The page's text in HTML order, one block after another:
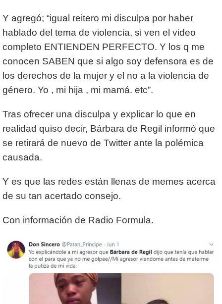
Y agregó; “igual reitero mi disculpa por haber
hablado del tema de violencia, si ven el video
completo ENTIENDEN PERFECTO. Y los q me
conocen SABEN que si algo soy defensora es de
los derechos de la mujer y el no a la violencia de
género. Yo , mi hija , mi mamá. etc”.
Tras ofrecer una disculpa y explicar lo que en
realidad quiso decir, Bárbara de Regil informó que
se retirará de nuevo de Twitter ante la polémica
causada.
Y es que las redes están llenas de memes acerca
de su tan acertado consejo.
Con información de Radio Formula.